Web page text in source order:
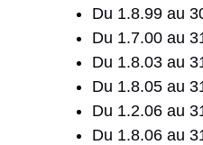
Du 1.8.99 au
Du 1.7.00 au
Du 1.8.03 au
Du 1.8.05 au
Du 1.2.06 au
Du 1.8.06 au